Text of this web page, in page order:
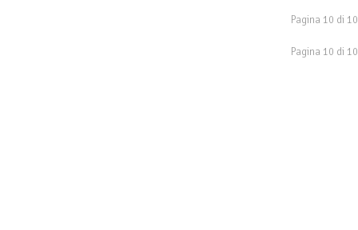
Pagina 10 di 10
Pagina 10 di 10